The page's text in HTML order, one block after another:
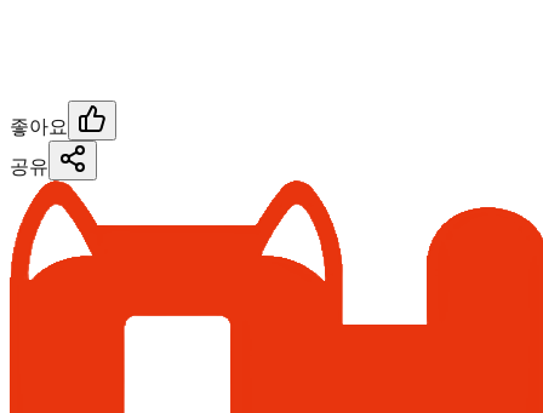
좋아요
공유